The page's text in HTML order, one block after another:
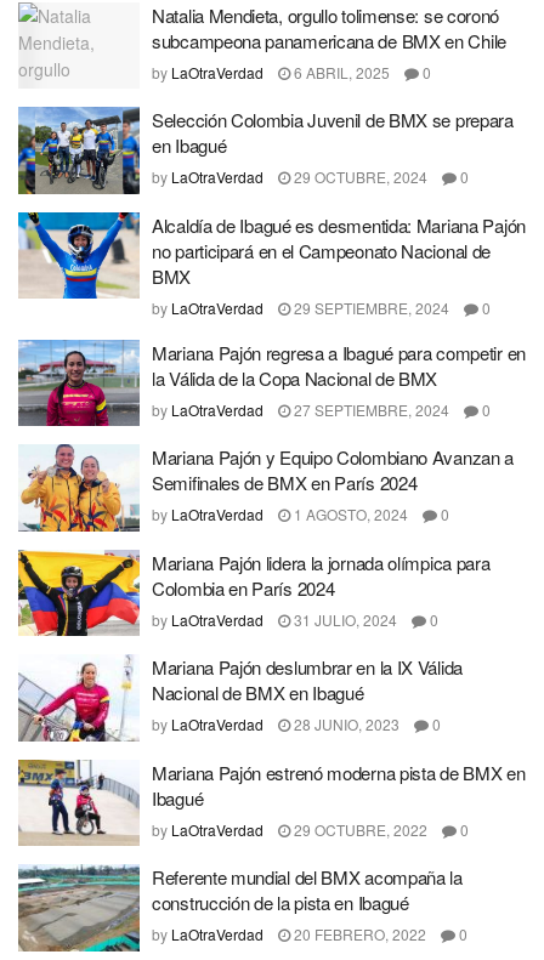
Natalia Mendieta, orgullo tolimense: se coronó
subcampeona panamericana de BMX en Chile
by LaOtraVerdad 6 ABRIL, 2025 0
Selección Colombia Juvenil de BMX se prepara
en Ibagué
by LaOtraVerdad 29 OCTUBRE, 2024 0
Alcaldía de Ibagué es desmentida: Mariana Pajón
no participará en el Campeonato Nacional de
BMX
by LaOtraVerdad 29 SEPTIEMBRE, 2024 0
Mariana Pajón regresa a Ibagué para competir en
la Válida de la Copa Nacional de BMX
by LaOtraVerdad 27 SEPTIEMBRE, 2024 0
Mariana Pajón y Equipo Colombiano Avanzan a
Semifinales de BMX en París 2024
by LaOtraVerdad 1 AGOSTO, 2024 0
Mariana Pajón lidera la jornada olímpica para
Colombia en París 2024
by LaOtraVerdad 31 JULIO, 2024 0
Mariana Pajón deslumbrar en la IX Válida
Nacional de BMX en Ibagué
by LaOtraVerdad 28 JUNIO, 2023 0
Mariana Pajón estrenó moderna pista de BMX en
Ibagué
by LaOtraVerdad 29 OCTUBRE, 2022 0
Referente mundial del BMX acompaña la
construcción de la pista en Ibagué
by LaOtraVerdad 20 FEBRERO, 2022 0